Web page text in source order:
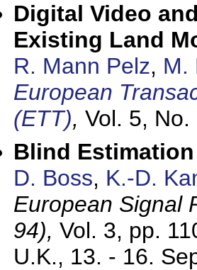
Digital Video
Existing Land
R. Mann Pelz, M.
European
(ETT), Vol. 5,
Blind
D. Boss, K.-D.
European Signal
94), Vol. 3, pp.
U.K., 13. - 16.